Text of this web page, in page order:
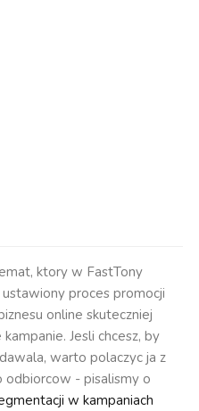
ktory w FastTony
proces promocji
online skuteczniej
Jesli chcesz, by
warto polaczyc ja z
odbiorcow - pisalismy o
w kampaniach